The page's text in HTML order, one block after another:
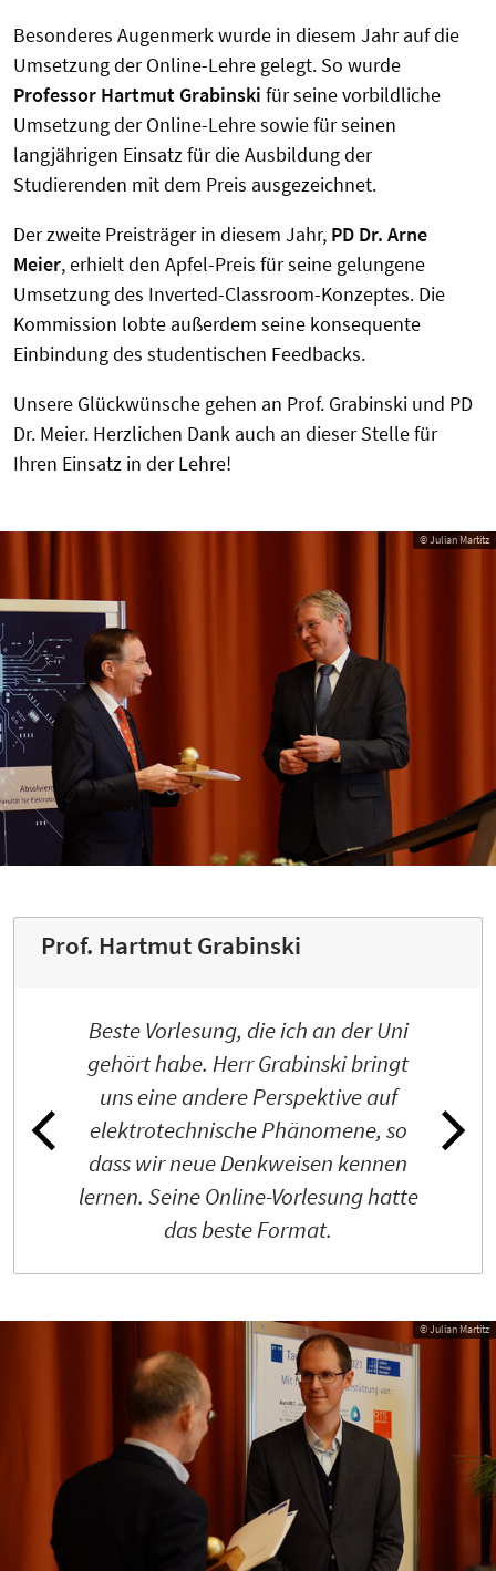
Besonderes Augenmerk wurde in diesem Jahr auf die
Umsetzung der Online-Lehre gelegt. So wurde
Professor Hartmut Grabinski für seine vorbildliche
Umsetzung der Online-Lehre sowie für seinen
langjährigen Einsatz für die Ausbildung der
Studierenden mit dem Preis ausgezeichnet.
Der zweite Preisträger in diesem Jahr, PD Dr. Arne
Meier, erhielt den Apfel-Preis für seine gelungene
Umsetzung des Inverted-Classroom-Konzeptes. Die
Kommission lobte außerdem seine konsequente
Einbindung des studentischen Feedbacks.
Unsere Glückwünsche gehen an Prof. Grabinski und PD
Dr. Meier. Herzlichen Dank auch an dieser Stelle für
Ihren Einsatz in der Lehre!
© Julian Martitz
Prof. Hartmut Grabinski
Beste Vorlesung, die ich an der Uni
gehört habe. Herr Grabinski bringt
uns eine andere Perspektive auf
elektrotechnische Phänomene, so
dass wir neue Denkweisen kennen
lernen. Seine Online-Vorlesung hatte
das beste Format.
© Julian Martitz